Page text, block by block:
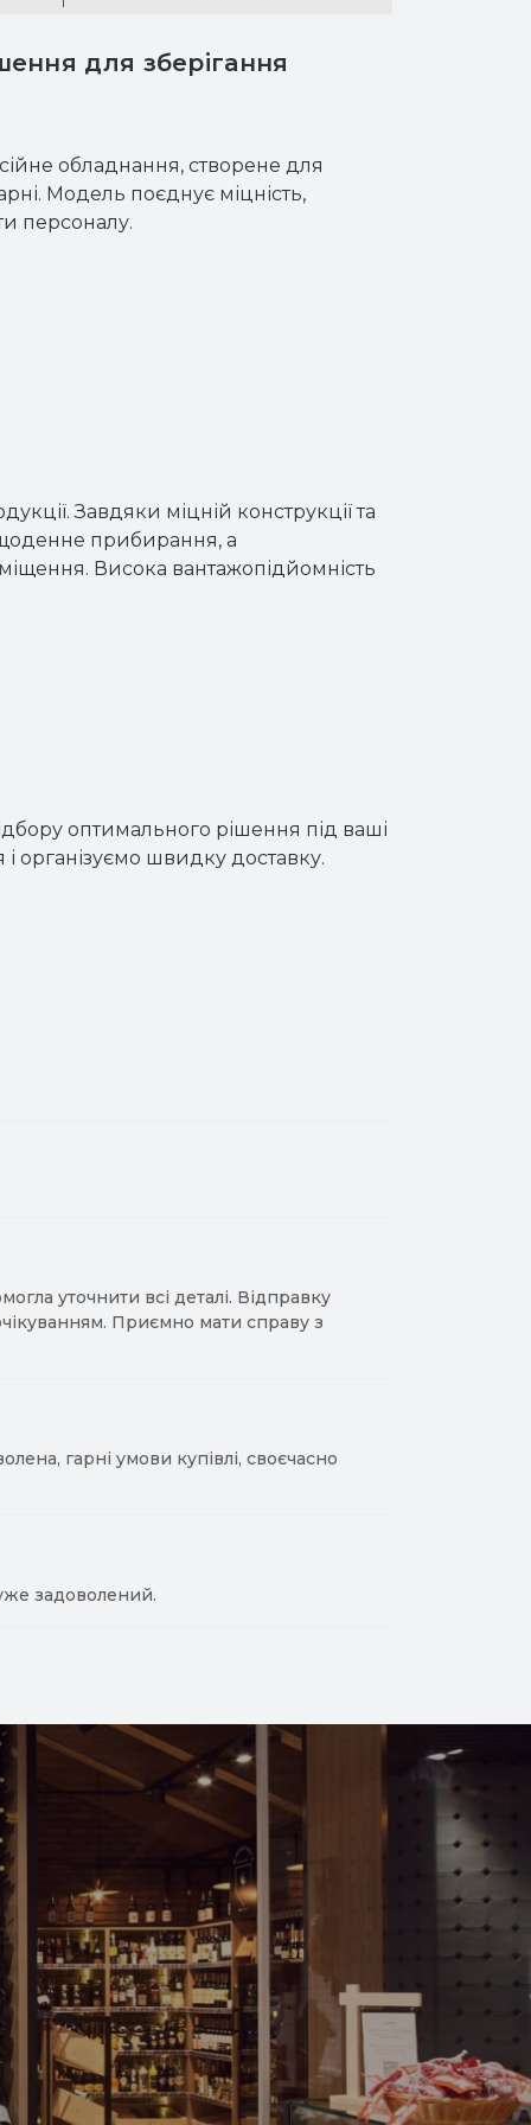
для зберігання
обладнання, створене для
Модель поєднує міцність,
персоналу.
Завдяки міцній конструкції та
прибирання, а
Висока вантажопідйомність
оптимального рішення під ваші
організуємо швидку доставку.
уточнити всі деталі. Відправку
Приємно мати справу з
гарні умови купівлі, своєчасно
задоволений.